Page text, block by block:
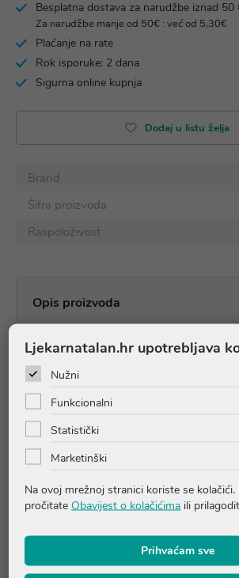
Besplatna dostava za narudžbe iznad 50
Za narudžbe manje od 50€ : već od 5,30€
Plaćanje na rate
Rok isporuke: 2 dana
Sigurna online kupnja
Dodaj u listu želja
Brand
Šifra proizvoda
Raspoloživost
Opis proizvoda
Pakiranje:75ml
Intenzivna gel krema koja smanjuje te
novonastale strije uzrokovane
promjenama obujma tijela.
Formulacija s AHA kiselinama i
poboljšavajući elastičnost i zategnutost
hrani, vlaži te obnavlja kožu.
Lagana tekstura pogodna za sve tipove
Upute o proizvodu
Ljekarnatalan.hr upotrebljava
Nužni
Funkcionalni
Statistički
Marketinški
Na ovoj mrežnoj stranici koriste se
pročitate Obavijest o kolačićima ili
Prihvaćam sve